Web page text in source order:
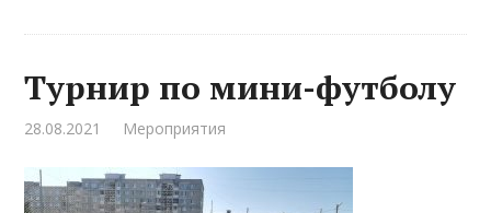
Турнир по мини-футболу
28.08.2021 Мероприятия